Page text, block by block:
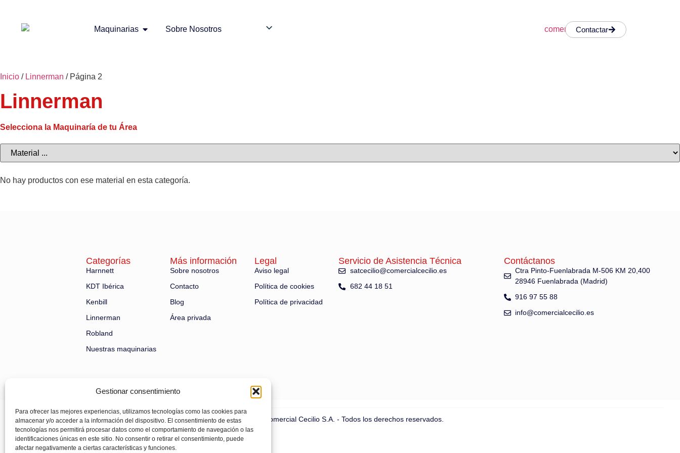
Gestionar consentimiento
Para ofrecer las mejores experiencias, utilizamos tecnologías como las cookies para
almacenar y/o acceder a la información del dispositivo. El consentimiento de estas
tecnologías nos permitirá procesar datos como el comportamiento de navegación o las
identificaciones únicas en este sitio. No consentir o retirar el consentimiento, puede
afectar negativamente a ciertas características y funciones.
Maquinarias Sobre Nosotros Contactar
Inicio / Linnerman / Página 2
Linnerman
Selecciona la Maquinaría de tu Área
No hay productos con ese material en esta categoría.
Categorías
Harnnett
KDT Ibérica
Kenbill
Linnerman
Robland
Nuestras maquinarias
Más información
Sobre nosotros
Contacto
Blog
Área privada
Legal
Aviso legal
Política de cookies
Política de privacidad
Servicio de Asistencia Técnica
satcecilio@comercialcecilio.es
682 44 18 51
Contáctanos
Ctra Pinto-Fuenlabrada M-506 KM 20,400
28946 Fuenlabrada (Madrid)
916 97 55 88
info@comercialcecilio.es
© 2025 Comercial Cecilio S.A. - Todos los derechos reservados.